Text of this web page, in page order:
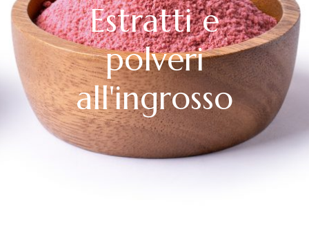
Estratti e
polveri
all'ingrosso